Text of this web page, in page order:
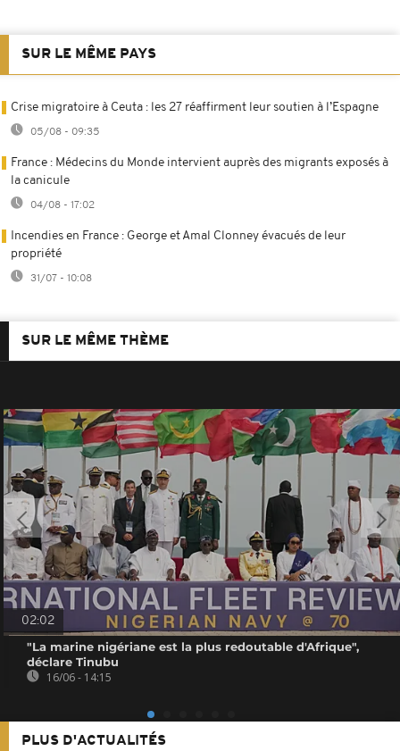
SUR LE MÊME PAYS
Crise migratoire à Ceuta : les 27 réaffirment leur soutien à l’Espagne
05/08 - 09:35
France : Médecins du Monde intervient auprès des migrants exposés à
la canicule
04/08 - 17:02
Incendies en France : George et Amal Clonney évacués de leur
propriété
31/07 - 10:08
SUR LE MÊME THÈME
02:02
"La marine nigériane est la plus redoutable d'Afrique",
déclare Tinubu
16/06 - 14:15
PLUS D'ACTUALITÉS